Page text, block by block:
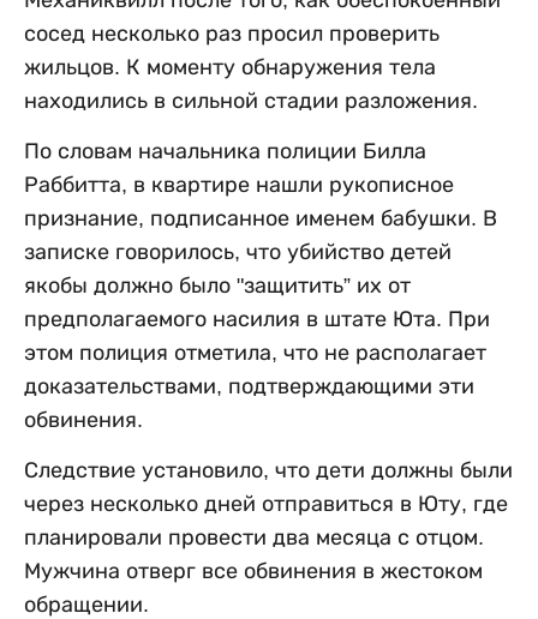
сосед несколько раз просил проверить
жильцов. К моменту обнаружения тела
находились в сильной стадии разложения.
По словам начальника полиции Билла
Раббитта, в квартире нашли рукописное
признание, подписанное именем бабушки. В
записке говорилось, что убийство детей
якобы должно было "защитить” их от
предполагаемого насилия в штате Юта. При
этом полиция отметила, что не располагает
доказательствами, подтверждающими эти
обвинения.
Следствие установило, что дети должны были
через несколько дней отправиться в Юту, где
планировали провести два месяца с отцом.
Мужчина отверг все обвинения в жестоком
обращении.